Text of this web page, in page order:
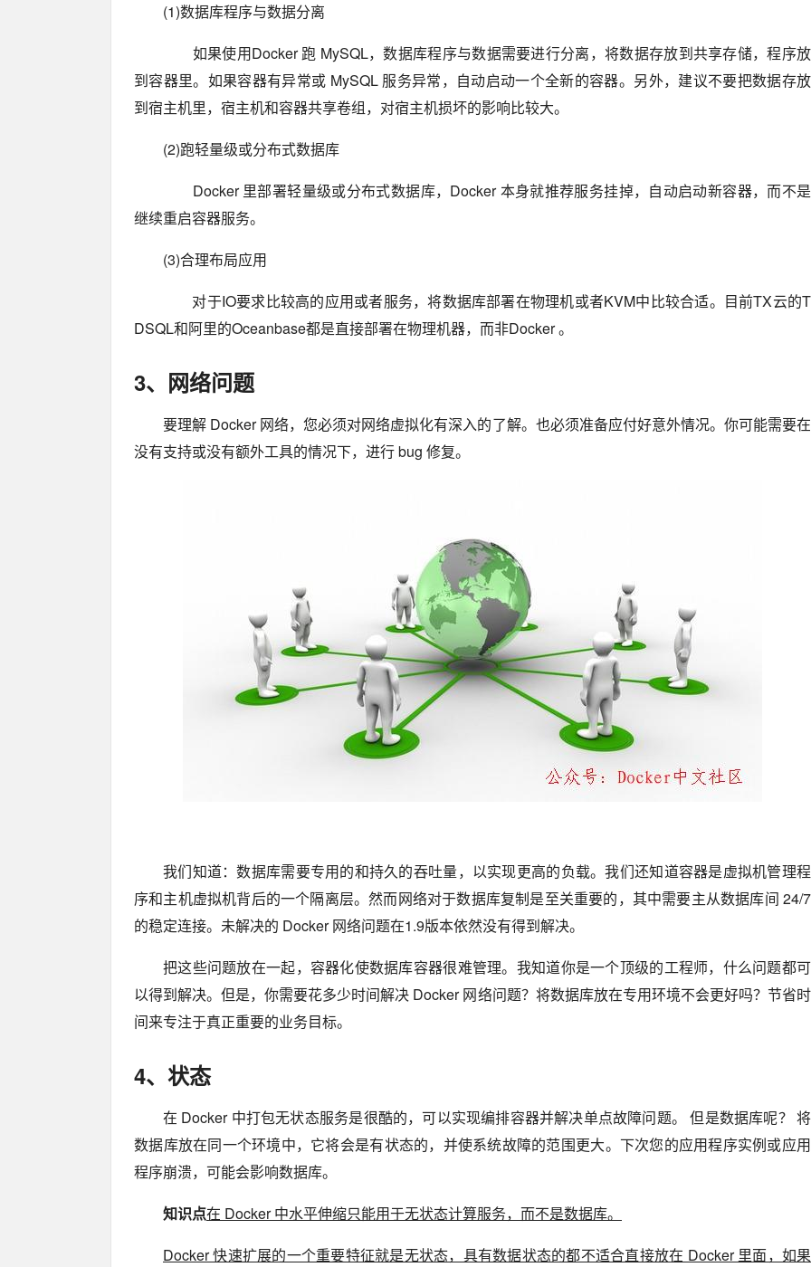
(1)数据库程序与数据分离
如果使用Docker 跑 MySQL，数据库程序与数据需要进行分离，将数据存放到共享存储，程序放
到容器里。如果容器有异常或 MySQL 服务异常，自动启动一个全新的容器。另外，建议不要把数据存放
到宿主机里，宿主机和容器共享卷组，对宿主机损坏的影响比较大。
(2)跑轻量级或分布式数据库
Docker 里部署轻量级或分布式数据库，Docker 本身就推荐服务挂掉，自动启动新容器，而不是
继续重启容器服务。
(3)合理布局应用
对于IO要求比较高的应用或者服务，将数据库部署在物理机或者KVM中比较合适。目前TX云的T
DSQL和阿里的Oceanbase都是直接部署在物理机器，而非Docker 。
3、网络问题
要理解 Docker 网络，您必须对网络虚拟化有深入的了解。也必须准备应付好意外情况。你可能需要在
没有支持或没有额外工具的情况下，进行 bug 修复。
我们知道：数据库需要专用的和持久的吞吐量，以实现更高的负载。我们还知道容器是虚拟机管理程
序和主机虚拟机背后的一个隔离层。然而网络对于数据库复制是至关重要的，其中需要主从数据库间 24/7
的稳定连接。未解决的 Docker 网络问题在1.9版本依然没有得到解决。
把这些问题放在一起，容器化使数据库容器很难管理。我知道你是一个顶级的工程师，什么问题都可
以得到解决。但是，你需要花多少时间解决 Docker 网络问题？将数据库放在专用环境不会更好吗？节省时
间来专注于真正重要的业务目标。
4、状态
在 Docker 中打包无状态服务是很酷的，可以实现编排容器并解决单点故障问题。 但是数据库呢？ 将
数据库放在同一个环境中，它将会是有状态的，并使系统故障的范围更大。下次您的应用程序实例或应用
程序崩溃，可能会影响数据库。
知识点在 Docker 中水平伸缩只能用于无状态计算服务，而不是数据库。
Docker 快速扩展的一个重要特征就是无状态，具有数据状态的都不适合直接放在 Docker 里面，如果